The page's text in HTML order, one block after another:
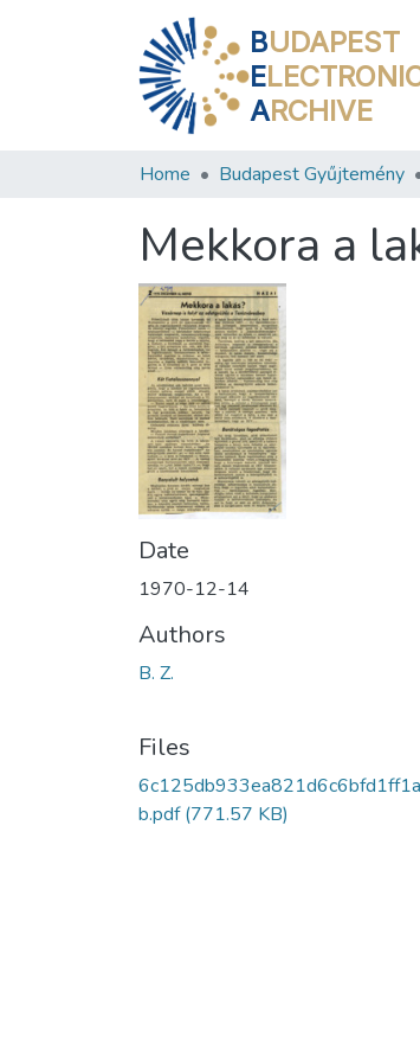
BUDAPEST
E
ARCHIVE
Home Budapest Gyűjtemény
Mekkora a
Date
1970-12-14
Authors
B. Z.
Files
b.pdf(771.57 KB)